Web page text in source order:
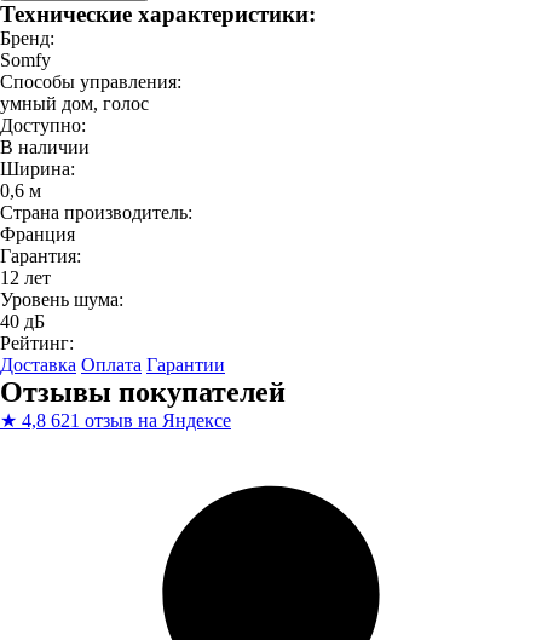
Технические характеристики:
Бренд:
Somfy
Способы управления:
умный дом, голос
Доступно:
В наличии
Ширина:
0,6 м
Страна производитель:
Франция
Гарантия:
12 лет
Уровень шума:
40 дБ
Рейтинг:
Доставка Оплата Гарантии
Отзывы покупателей
★ 4,8 621 отзыв на Яндексе